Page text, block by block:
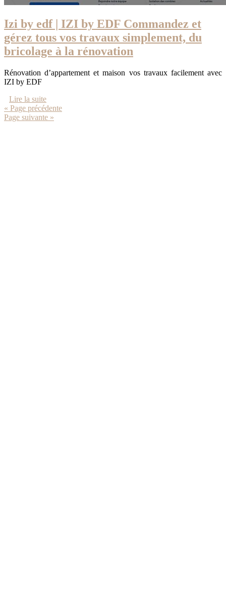
Izi by edf | IZI by EDF Commandez et
gérez tous vos travaux simplement, du
bricolage à la rénovation
Rénovation d’appartement et maison vos travaux facilement avec
IZI by EDF
Lire la suite
« Page précédente
Page suivante »